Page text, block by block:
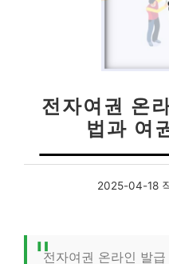
전자여권 온
법과 여
2025-04-18
전자여권 온라인 발